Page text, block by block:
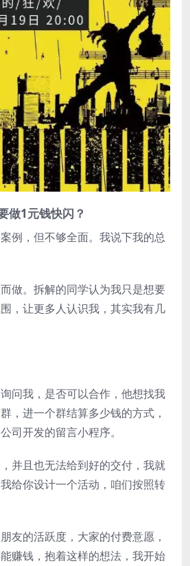
做1元钱快闪？
例，但不够全面。我说下我的总
做。拆解的同学认为我只是想要
，让更多人认识我，其实我有几
问我，是否可以合作，他想找我
，进一个群结算多少钱的方式，
司开发的留言小程序。
并且也无法给到好的交付，我就
给你设计一个活动，咱们按照转
友的活跃度，大家的付费意愿，
赚钱，抱着这样的想法，我开始